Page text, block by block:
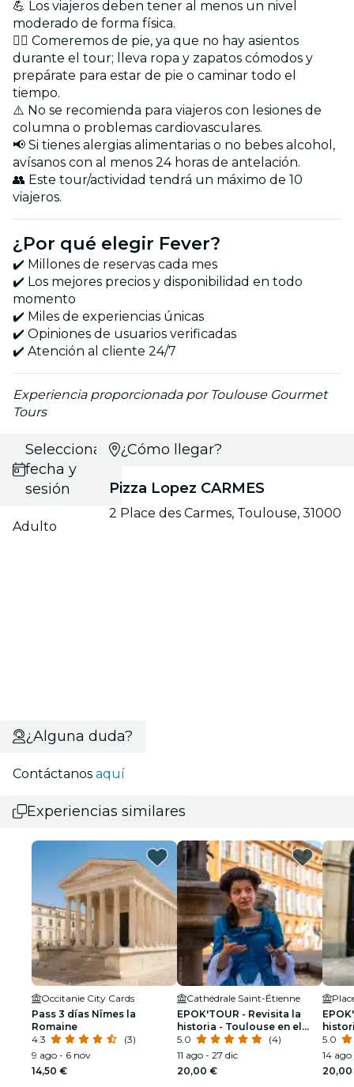
💪 Los viajeros deben tener al menos un nivel
moderado de forma física.
🚶‍♂️ Comeremos de pie, ya que no hay asientos
durante el tour; lleva ropa y zapatos cómodos y
prepárate para estar de pie o caminar todo el
tiempo.
⚠️ No se recomienda para viajeros con lesiones de
columna o problemas cardiovasculares.
📢 Si tienes alergias alimentarias o no bebes alcohol,
avísanos con al menos 24 horas de antelación.
👥 Este tour/actividad tendrá un máximo de 10
viajeros.
¿Por qué elegir Fever?
✔️ Millones de reservas cada mes
✔️ Los mejores precios y disponibilidad en todo
momento
✔️ Miles de experiencias únicas
✔️ Opiniones de usuarios verificadas
✔️ Atención al cliente 24/7
Experiencia proporcionada por Toulouse Gourmet
Tours
Selecciona
fecha y
sesión
Adulto
¿Cómo llegar?
Pizza Lopez CARMES
2 Place des Carmes, Toulouse, 31000
¿Alguna duda?
Contáctanos aquí
Experiencias similares
Occitanie City Cards
Pass 3 días Nîmes la
Romaine
4.3
(3)
9 ago - 6 nov
14,50 €
Cathédrale Saint-Étienne
EPOK'TOUR - Revisita la
historia - Toulouse en el
siglo XVIII
5.0
(4)
11 ago - 27 dic
20,00 €
Belle
5.0
14 ago